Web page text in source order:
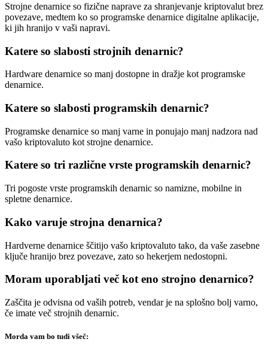
Strojne denarnice so fizične naprave za shranjevanje kriptovalut brez
povezave, medtem ko so programske denarnice digitalne aplikacije,
ki jih hranijo v vaši napravi.
Katere so slabosti strojnih denarnic?
Hardware denarnice so manj dostopne in dražje kot programske
denarnice.
Katere so slabosti programskih denarnic?
Programske denarnice so manj varne in ponujajo manj nadzora nad
vašo kriptovaluto kot strojne denarnice.
Katere so tri različne vrste programskih denarnic?
Tri pogoste vrste programskih denarnic so namizne, mobilne in
spletne denarnice.
Kako varuje strojna denarnica?
Hardverne denarnice ščitijo vašo kriptovaluto tako, da vaše zasebne
ključe hranijo brez povezave, zato so hekerjem nedostopni.
Moram uporabljati več kot eno strojno denarnico?
Zaščita je odvisna od vaših potreb, vendar je na splošno bolj varno,
če imate več strojnih denarnic.
Morda vam bo tudi všeč: